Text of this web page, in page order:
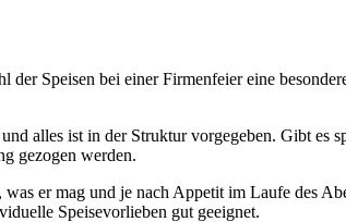
Speisen bei einer Firmenfeier eine
alles ist in der Struktur vorgegeben. Gibt es
gezogen werden.
er mag und je nach Appetit im Laufe des
Speisevorlieben gut geeignet.